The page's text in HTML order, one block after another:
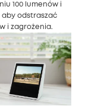
100 lumenów i
aby odstraszać
i zagrożenia.